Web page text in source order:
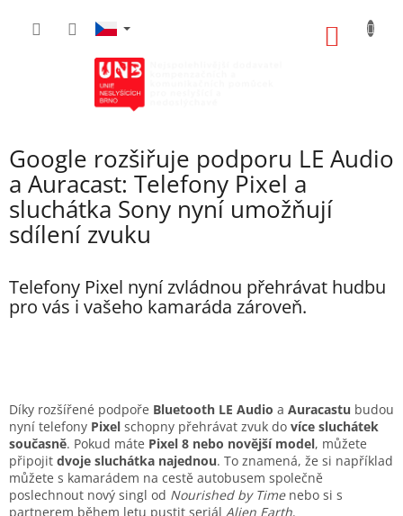
Google rozšiřuje podporu LE Audio
a Auracast: Telefony Pixel a
sluchátka Sony nyní umožňují
sdílení zvuku
Telefony Pixel nyní zvládnou přehrávat hudbu
pro vás i vašeho kamaráda zároveň.
Díky rozšířené podpoře Bluetooth LE Audio a Auracastu budou
nyní telefony Pixel schopny přehrávat zvuk do více sluchátek
současně. Pokud máte Pixel 8 nebo novější model, můžete
připojit dvoje sluchátka najednou. To znamená, že si například
můžete s kamarádem na cestě autobusem společně
poslechnout nový singl od Nourished by Timenebo si s
partnerem během letu pustit seriál Alien Earth.